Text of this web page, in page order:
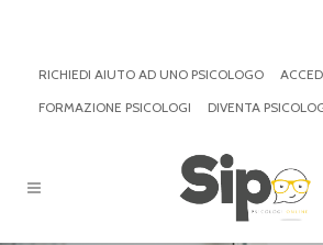
RICHIEDI AIUTO AD UNO PSICOLOGO
FORMAZIONE PSICOLOGI
DIVENTA